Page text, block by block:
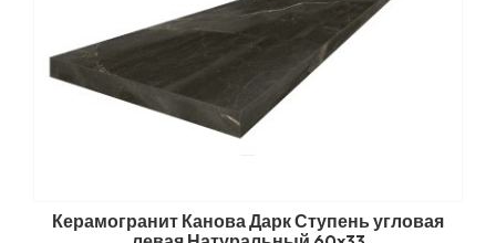
Керамогранит Канова Дарк Ступень угловая